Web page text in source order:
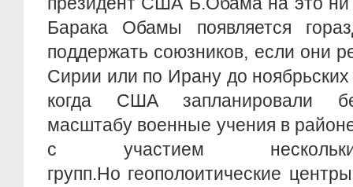
Барака Обамы появляется
поддержать союзников, если они
Сирии или по Ирану до
когда США запланировали
масштабу военные учения в
с участием
групп.Но геополоитические